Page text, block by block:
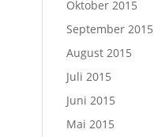
Oktober 2015
September 2015
August 2015
Juli 2015
Juni 2015
Mai 2015